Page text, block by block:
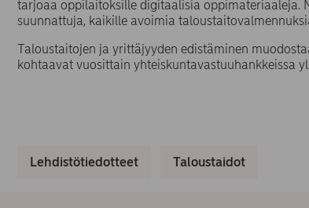
tarjoaa oppilaitoksille digitaalisia oppimateriaaleja.
suunnattuja, kaikille avoimia
Taloustaitojen ja yrittäjyyden edistäminen
kohtaavat vuosittain yhteiskuntavastuuhankkeissa
Lehdistötiedotteet Taloustaidot